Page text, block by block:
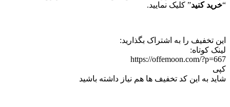
“خرید کنید” کلیک نمایید.
این تخفیف را به اشتراک بگذارید:
لینک کوتاه:
https://offemoon.com/?p=667
کپی
شاید به این کد تخفیف ها هم نیاز داشته باشید